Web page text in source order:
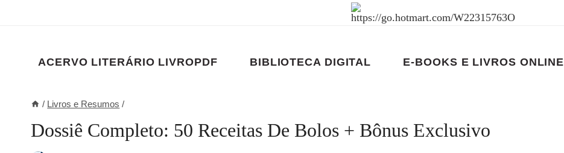
ACERVO LITERÁRIO LIVROPDF BIBLIOTECA DIGITAL E-BOOKS E LIVROS ONLINE
/ Livros e Resumos /
Dossiê Completo: 50 Receitas De Bolos + Bônus Exclusivo